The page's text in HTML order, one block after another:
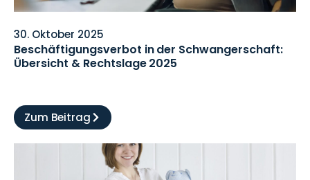
30. Oktober 2025
Beschäftigungsverbot in der Schwangerschaft:
Übersicht & Rechtslage 2025
Zum Beitrag